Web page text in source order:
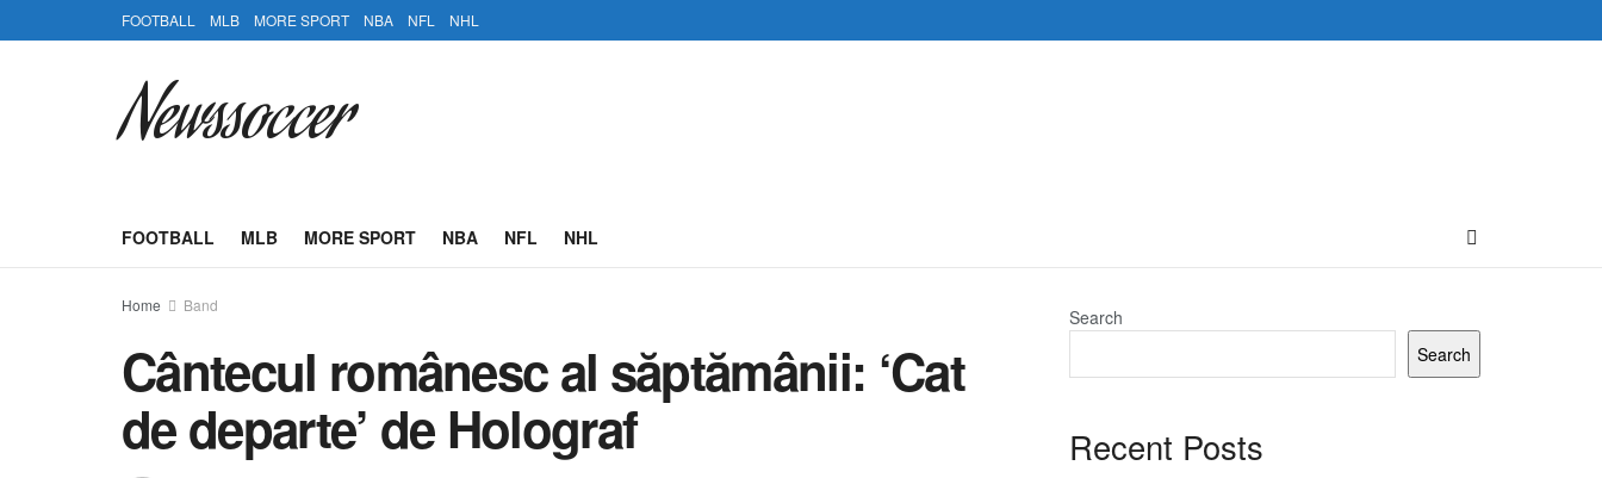
FOOTBALL MLB MORE SPORT NBA NFL NHL
Newssoccer
FOOTBALL MLB MORE SPORT NBA NFL NHL
Home Band
Cântecul românesc al săptămânii: ‘Cat
de departe’ de Holograf
Search
Search
Recent Posts